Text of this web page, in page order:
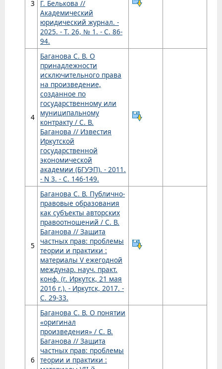
3
Г. Белькова //
Академический
юридический журнал. -
2025. - Т. 26, № 1. - С. 86-
94.
4
Баганова С. В. О
принадлежности
исключительного права
на произведение,
созданное по
государственному или
муниципальному
контракту / С. В.
Баганова // Известия
Иркутской
государственной
экономической
академии (БГУЭП). - 2011.
- N 3. - С. 146-149.
5
Баганова С. В. Публично-
правовые образования
как субъекты авторских
правоотношений / С. В.
Баганова // Защита
частных прав: проблемы
теории и практики :
материалы V ежегодной
междунар. науч. практ.
конф. (г. Иркутск, 21 мая
2016 г.). - Иркутск, 2017. -
С. 29-33.
6
Баганова С. В. О понятии
«оригинал
произведения» / С. В.
Баганова // Защита
частных прав: проблемы
теории и практики :